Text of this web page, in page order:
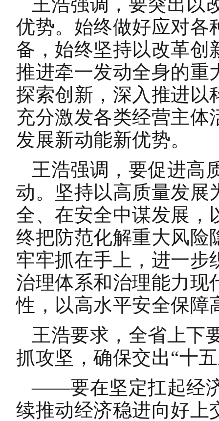
优势。始终做好应对各
备，始终坚持以改革创
推进牵一发动全身的重
探索创新，深入推进以
充分激发各类经营主体
发展新动能新优势。
王浩强调，要促进高
动。坚持以高质量发展
全、在安全中谋发展，
终把防范化解重大风险
牢牢抓在手上，进一步
治理体系和治理能力现
性，以高水平安全保障
王浩要求，全省上下
抓攻坚，确保交出“十
——要在坚定扛起经
续推动经济稳进向好上